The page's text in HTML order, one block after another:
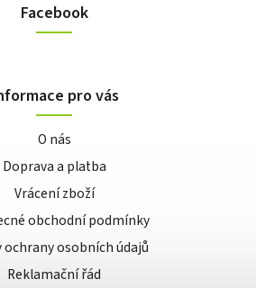
Facebook
pro vás
O nás
Doprava a platba
Vrácení zboží
obchodní podmínky
ochrany osobních údajů
Reklamační řád